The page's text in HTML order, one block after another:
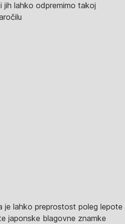
jih lahko odpremimo takoj
je lahko preprostost poleg lepote
japonske blagovne znamke